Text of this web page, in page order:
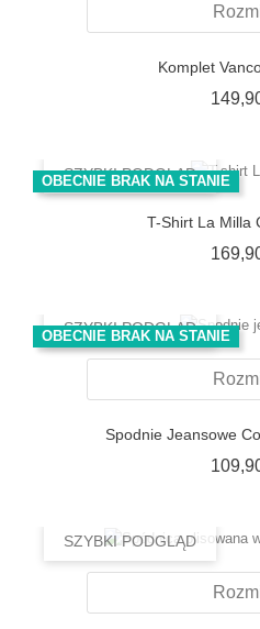
Komplet
SZYBKI PODGLĄD
OBECNIE BRAK NA STANIE
T-Shirt La Milla
SZYBKI PODGLĄD
OBECNIE BRAK NA STANIE
Spodnie Jeansowe
SZYBKI PODGLĄD